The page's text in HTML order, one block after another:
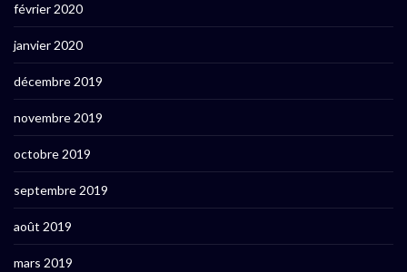
février 2020
janvier 2020
décembre 2019
novembre 2019
octobre 2019
septembre 2019
août 2019
mars 2019